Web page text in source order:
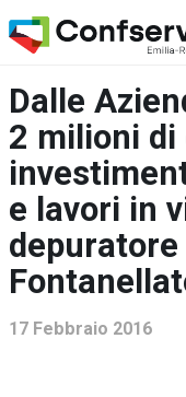
Dalle
2 milioni di
e lavori in
17 Febbraio 2016